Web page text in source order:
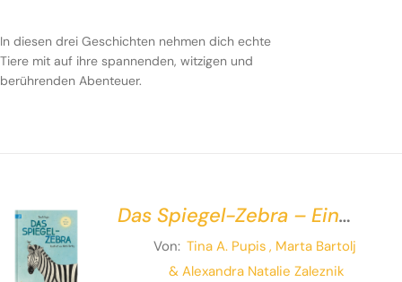
In diesen drei Geschichten nehmen dich echte
Tiere mit auf ihre spannenden, witzigen und
berührenden Abenteuer.
Das Spiegel-Zebra – Ein
Wendebuch
Von: Tina A. Pupis , Marta Bartolj
& Alexandra Natalie Zaleznik